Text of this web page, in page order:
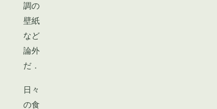
調の
壁紙
など
論外
だ．
日々
の食